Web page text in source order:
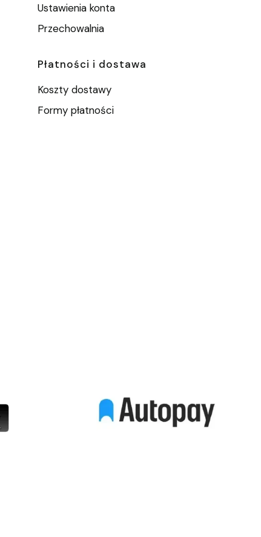
Ustawienia konta
Przechowalnia
Płatności i dostawa
Koszty dostawy
Formy płatności